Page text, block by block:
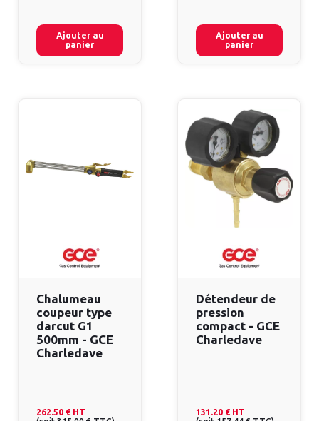
Ajouter au
panier
Ajouter au
panier
Chalumeau
coupeur type
darcut G1
500mm - GCE
Charledave
262.50 € HT
Détendeur de
pression
compact - GCE
Charledave
131.20 € HT